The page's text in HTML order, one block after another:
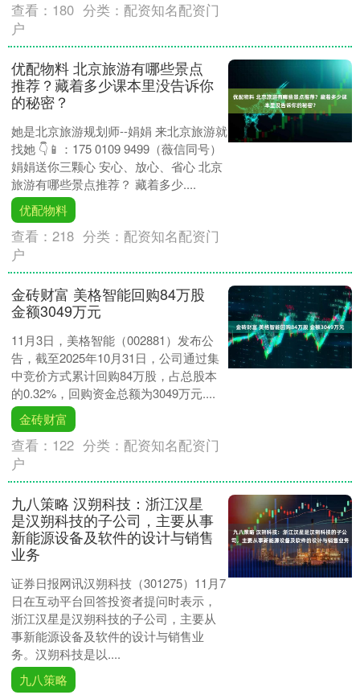
查看： 180 分类： 配资知名配资门
户
优配物料 北京旅游有哪些景点
推荐？藏着多少课本里没告诉你
的秘密？
她是北京旅游规划师--娟娟 来北京旅游就
找她 👇📱：175 0109 9499（薇信同号）
娟娟送你三颗心 安心、放心、省心 北京
旅游有哪些景点推荐？ 藏着多少....
优配物料
查看：218 分类： 配资知名配资门
户
金砖财富 美格智能回购84万股
金额3049万元
11月3日，美格智能（002881）发布公
告，截至2025年10月31日，公司通过集
中竞价方式累计回购84万股，占总股本
的0.32%，回购资金总额为3049万元....
金砖财富
查看： 122 分类： 配资知名配资门
户
九八策略 汉朔科技：浙江汉星
是汉朔科技的子公司，主要从事
新能源设备及软件的设计与销售
业务
证券日报网讯汉朔科技（301275）11月7
日在互动平台回答投资者提问时表示，
浙江汉星是汉朔科技的子公司，主要从
事新能源设备及软件的设计与销售业
务。汉朔科技是以....
九八策略